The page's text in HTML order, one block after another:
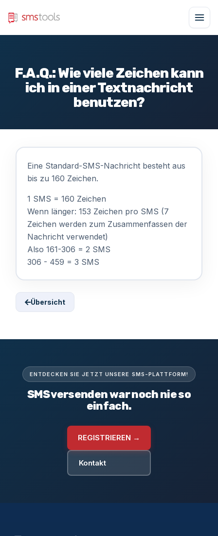
F.A.Q.: Wie viele Zeichen kann
ich in einer Textnachricht
benutzen?
Eine Standard-SMS-Nachricht besteht aus
bis zu 160 Zeichen.
1 SMS = 160 Zeichen
Wenn länger: 153 Zeichen pro SMS (7
Zeichen werden zum Zusammenfassen der
Nachricht verwendet)
Also 161-306 = 2 SMS
306 - 459 = 3 SMS
Übersicht
ENTDECKEN SIE JETZT UNSERE SMS-PLATTFORM!
SMS versenden war noch nie so
einfach.
REGISTRIEREN →
Kontakt